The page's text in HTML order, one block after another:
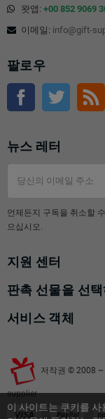
왓앱: +00 852 9069
이메일: info@gift-
팔로우
페이스북 트위터
뉴스 레터
언제든지 구독을 취소할
으십시오.
지원 센터
판촉 선물을 선
서비스 객체
저작권 © 2008 ~
supplier
이 사이트는 쿠키를